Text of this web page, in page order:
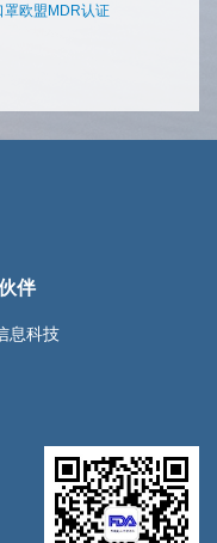
罩欧盟MDR认证
伴
息科技